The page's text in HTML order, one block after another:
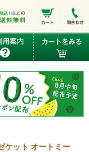
ケット オートミー